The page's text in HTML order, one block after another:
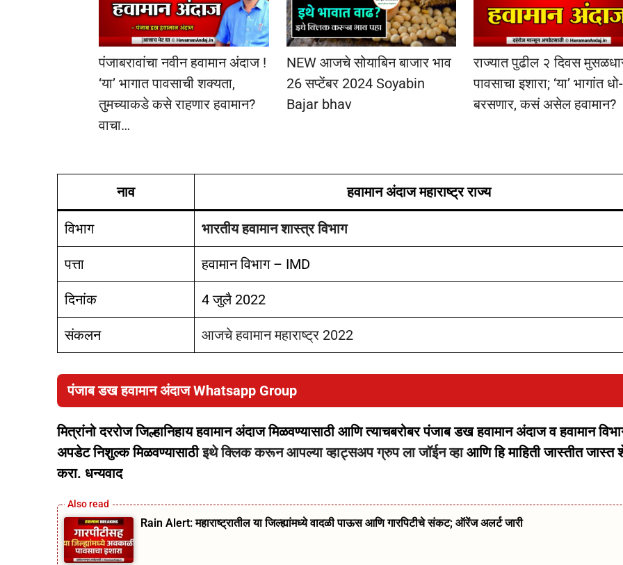
पंजाबरावांचा नवीन हवामान अंदाज !
‘या’ भागात पावसाची शक्यता,
तुमच्याकडे कसे राहणार हवामान?
वाचा…
NEW आजचे सोयाबिन बाजार भाव
26 सप्टेंबर 2024 Soyabin
Bajar bhav
राज्यात पुढील २ दिवस
पावसाचा इशारा; ‘या’ भागांत
बरसणार, कसं असेल हवामान?
नाव हवामान अंदाज महाराष्ट्र राज्य
विभाग भारतीय हवामान शास्त्र विभाग
पत्ता हवामान विभाग – IMD
दिनांक 4 जुलै 2022
संकलन आजचे हवामान महाराष्ट्र 2022
पंजाब डख हवामान अंदाज Whatsapp Group
मित्रांनो दररोज जिल्हानिहाय हवामान अंदाज मिळवण्यासाठी आणि त्याचबरोबर पंजाब डख हवामान अंदाज व हवामान
अपडेट निशुल्क मिळवण्यासाठीइथे क्लिक करून आपल्या व्हाट्सअप ग्रुप ला जॉईन व्हाआणि हि माहिती जास्तीत जास्त
करा. धन्यवाद
Rain Alert: महाराष्ट्रातील या जिल्ह्यांमध्ये वादळी पाऊस आणि गारपिटीचे संकट; ऑरेंज अलर्ट जारी